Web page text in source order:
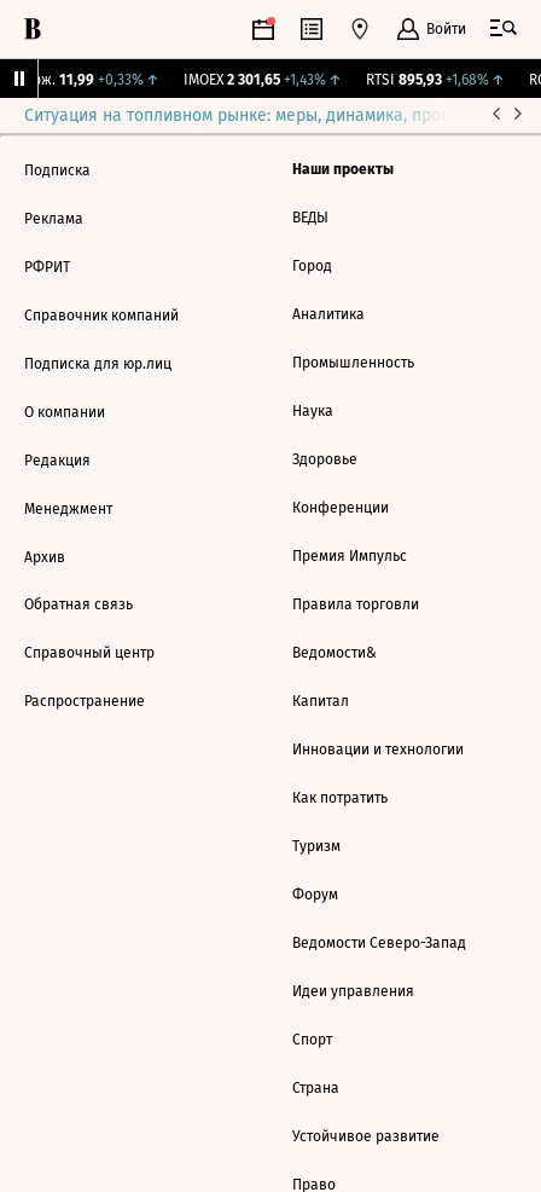
Войти
Бирж. 11,99 +0,33%↑ IMOEX 2 301,65 +1,43%↑ RTSI 895,93 +1,68%↑
Ситуация на топливном рынке: меры, динамика, прогнозы
Подписка
Реклама
РФРИТ
Справочник компаний
Подписка для юр.лиц
О компании
Редакция
Менеджмент
Архив
Обратная связь
Справочный центр
Распространение
Наши проекты
ВЕДЫ
Город
Аналитика
Промышленность
Наука
Здоровье
Конференции
Премия Импульс
Правила торговли
Ведомости&
Капитал
Инновации и технологии
Как потратить
Туризм
Форум
Ведомости Северо-Запад
Идеи управления
Спорт
Страна
Устойчивое развитие
Право